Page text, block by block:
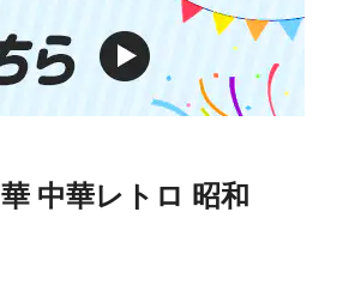
中華レトロ 昭和